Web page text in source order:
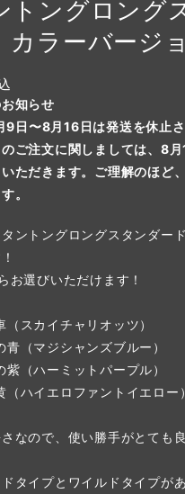
トングロング
ラーバージ
知らせ
日〜8月16日は発送を休止さ
ご注文に関しましては、8
ただきます。ご理解のほど
。
ントングロングスタンダー
お選びいただけます！
スカイチャリオッツ）
（マジシャンズブルー）
（ハーミットパープル）
ハイエロファントイエロー）
なので、使い勝手がとても
タイプとワイルドタイプが